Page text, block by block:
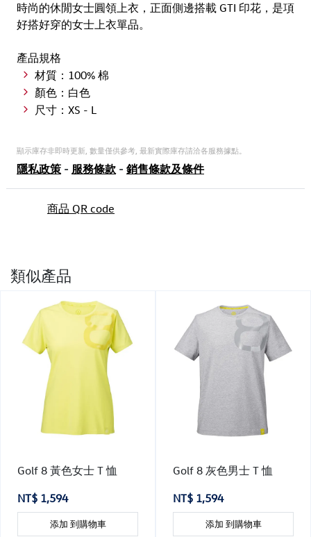
時尚的休閒女士圓領上衣，正面側邊搭載 GTI 印花，是項
好搭好穿的女士上衣單品。
產品規格
材質：100% 棉
顏色：白色
尺寸：XS - L
顯示庫存非即時更新, 數量僅供參考, 最新實際庫存請洽各服務據點。
隱私政策 - 服務條款 - 銷售條款及條件
商品 QR code
類似產品
Golf 8 黃色女士 T 恤
NT$ 1,594
添加 到購物車
Golf 8 灰色男士 T 恤
NT$ 1,594
添加 到購物車